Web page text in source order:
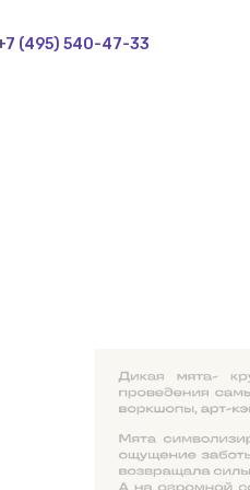
(495) 540-47-33